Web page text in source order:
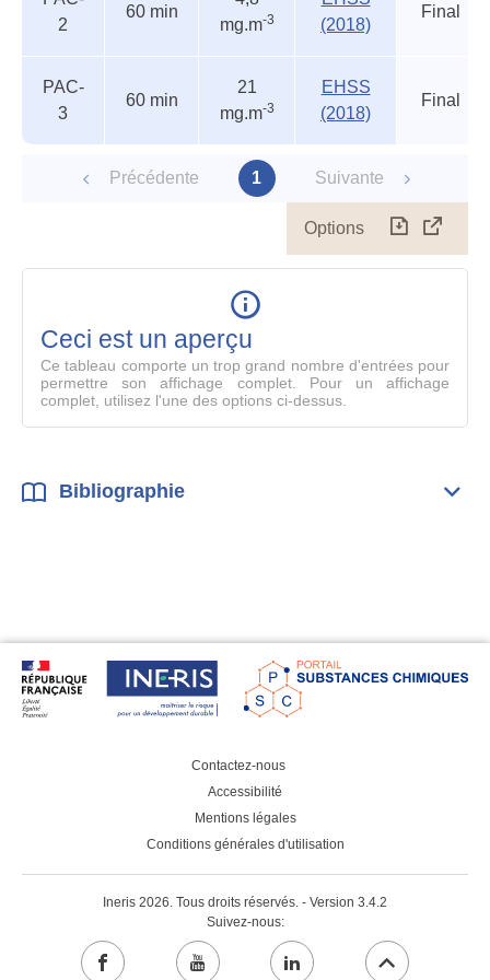
2
60 min
mg.m-3
(2018)
Final
PAC-
3
60 min
21
mg.m-3
EHSS
(2018)
Final
Précédente 1 Suivante
Options
le
Ceci est un aperçu
Ce tableau comporte un trop grand nombre d'entrées pour
permettre son affichage complet. Pour un affichage
complet, utilisez l'une des options ci-dessus.
Bibliographie
Contactez-nous
Accessibilité
Mentions légales
Conditions générales d'utilisation
Ineris 2026. Tous droits réservés. - Version 3.4.2
Suivez-nous:
facebook youtube linkedin Aller